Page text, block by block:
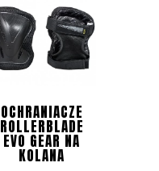
OCHRANIACZE
ROLLERBLADE
EVO GEAR NA
KOLANA